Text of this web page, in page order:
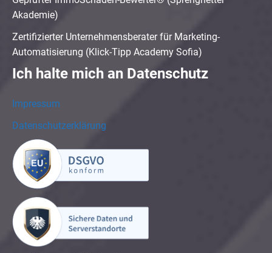
Akademie)
Zertifizierter Unternehmensberater für Marketing-
Automatisierung (Klick-Tipp Academy Sofia)
Ich halte mich an Datenschutz
Impressum
Datenschutzerklärung